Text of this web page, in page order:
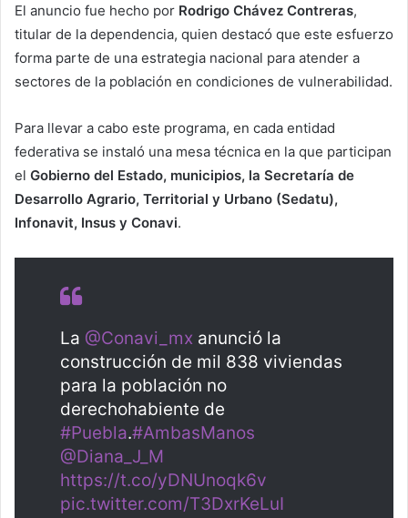
El anuncio fue hecho por Rodrigo Chávez Contreras,
titular de la dependencia, quien destacó que este esfuerzo
forma parte de una estrategia nacional para atender a
sectores de la población en condiciones de vulnerabilidad.
Para llevar a cabo este programa, en cada entidad
federativa se instaló una mesa técnica en la que participan
el Gobierno del Estado, municipios, la Secretaría de
Desarrollo Agrario, Territorial y Urbano (Sedatu),
Infonavit, Insus y Conavi.
La @Conavi_mx anunció la
construcción de mil 838 viviendas
para la población no
derechohabiente de
#Puebla.#AmbasManos
@Diana_J_M
https://t.co/yDNUnoqk6v
pic.twitter.com/T3DxrKeLuI